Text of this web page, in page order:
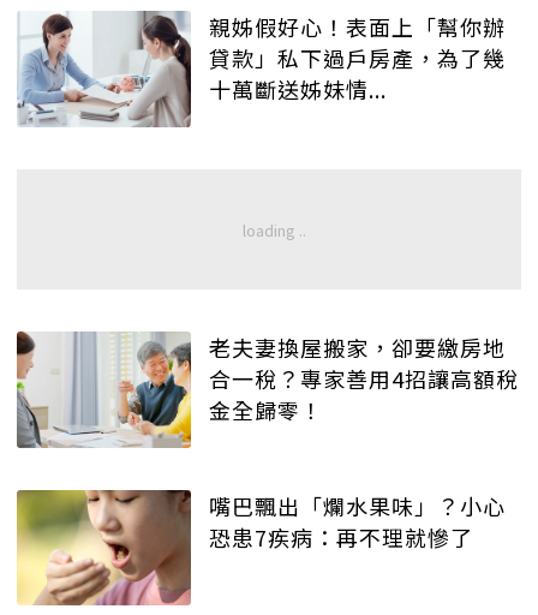
親姊假好心！表面上「幫你辦
貸款」私下過戶房產，為了幾
十萬斷送姊妹情...
老夫妻換屋搬家，卻要繳房地
合一稅？專家善用4招讓高額稅
金全歸零！
嘴巴飄出「爛水果味」？小心
恐患7疾病：再不理就慘了